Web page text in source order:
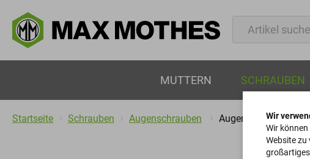
MUTTERN SCHRAUBEN
Startseite Schrauben Augenschrauben Augenschrauben
Wir
Wir
Website zu